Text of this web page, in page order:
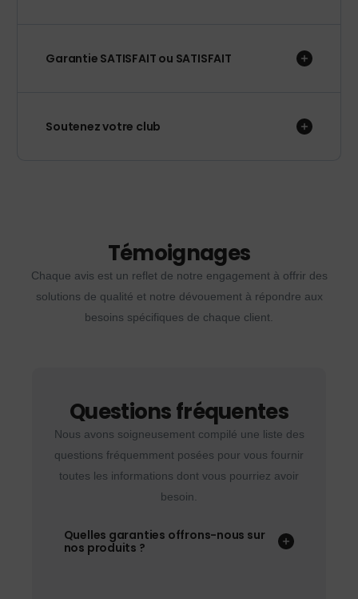
Garantie SATISFAIT ou SATISFAIT
Soutenez votre club
Témoignages
Chaque avis est un reflet de notre engagement à offrir des
solutions de qualité et notre dévouement à répondre aux
besoins spécifiques de chaque client.
Questions fréquentes
Nous avons soigneusement compilé une liste des
questions fréquemment posées pour vous fournir
toutes les informations dont vous pourriez avoir
besoin.
Quelles garanties offrons-nous sur
nos produits ?